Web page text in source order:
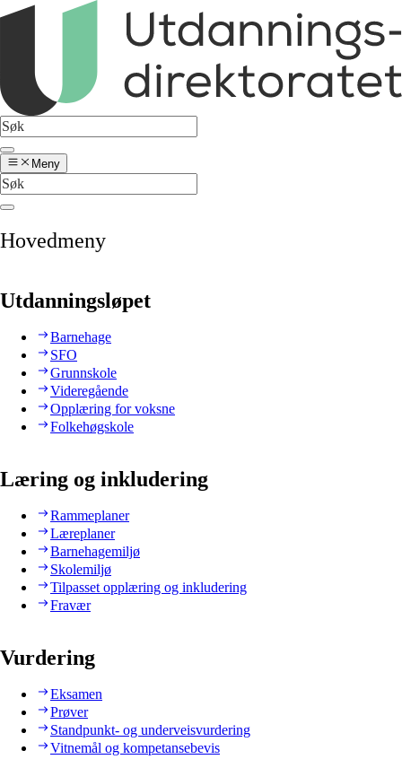
Meny
Hovedmeny
Utdanningsløpet
Barnehage
SFO
Grunnskole
Videregående
Opplæring for voksne
Folkehøgskole
Læring og inkludering
Rammeplaner
Læreplaner
Barnehagemiljø
Skolemiljø
Tilpasset opplæring og inkludering
Fravær
Vurdering
Eksamen
Prøver
Standpunkt- og underveisvurdering
Vitnemål og kompetansebevis